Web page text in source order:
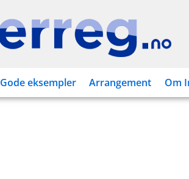
Interreg.no
Gode eksempler Arrangement Om